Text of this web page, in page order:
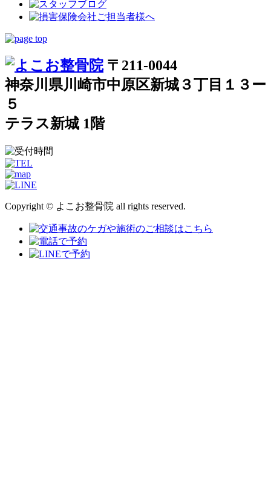
〒211-0044
神奈川県川崎市中原区新城３丁目１３ー
５
テラス新城 1階
Copyright © よこお整骨院 all rights reserved.